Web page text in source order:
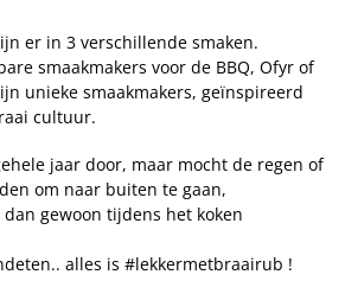
er in 3 verschillende smaken.
smaakmakers voor de BBQ, Ofyr of
unieke smaakmakers, geïnspireerd
cultuur.
jaar door, maar mocht de regen of
om naar buiten te gaan,
gewoon tijdens het koken
alles is #lekkermetbraairub !